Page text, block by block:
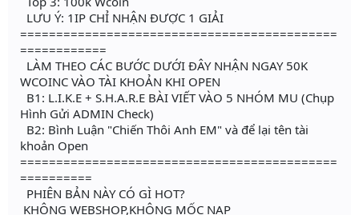
LƯU Ý: 1IP CHỈ NHẬN ĐƯỢC 1 GIẢI
============================================
============
LÀM THEO CÁC BƯỚC DƯỚI ĐÂY NHẬN NGAY 50K
WCOINC VÀO TÀI KHOẢN KHI OPEN
B1: L.I.K.E + S.H.A.R.E BÀI VIẾT VÀO 5 NHÓM MU (Chụp
Hình Gửi ADMIN Check)
B2: Bình Luận "Chiến Thôi Anh EM" và để lại tên tài
khoản Open
============================================
==========
PHIÊN BẢN NÀY CÓ GÌ HOT?
KHÔNG WEBSHOP,KHÔNG MỐC NẠP